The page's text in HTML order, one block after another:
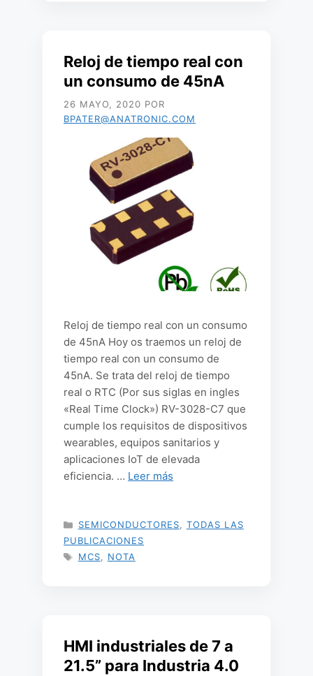
Reloj de tiempo real con
un consumo de 45nA
26 MAYO, 2020 POR
BPATER@ANATRONIC.COM
Reloj de tiempo real con un consumo
de 45nA Hoy os traemos un reloj de
tiempo real con un consumo de
45nA. Se trata del reloj de tiempo
real o RTC (Por sus siglas en ingles
«Real Time Clock») RV-3028-C7 que
cumple los requisitos de dispositivos
wearables, equipos sanitarios y
aplicaciones IoT de elevada
eficiencia. … Leer más
CATEGORÍAS
SEMICONDUCTORES
TODAS LAS
PUBLICACIONES
ETIQUETAS
MCS NOTA
HMI industriales de 7 a
21.5” para Industria 4.0